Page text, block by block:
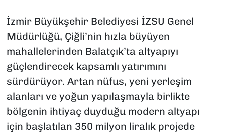
İzmir Büyükşehir Belediyesi İZSU Genel
Müdürlüğü, Çiğli’nin hızla büyüyen
mahallelerinden Balatçık’ta altyapıyı
güçlendirecek kapsamlı yatırımını
sürdürüyor. Artan nüfus, yeni yerleşim
alanları ve yoğun yapılaşmayla birlikte
bölgenin ihtiyaç duyduğu modern altyapı
için başlatılan 350 milyon liralık projede